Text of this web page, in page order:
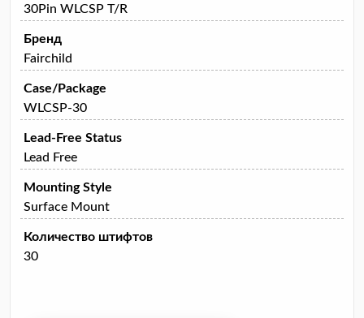
30Pin WLCSP T/R
Бренд
Fairchild
Case/Package
WLCSP-30
Lead-Free Status
Lead Free
Mounting Style
Surface Mount
Количество штифтов
30